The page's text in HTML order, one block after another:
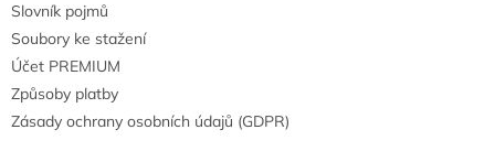
Slovník pojmů
Soubory ke stažení
Účet PREMIUM
Způsoby platby
Zásady ochrany osobních údajů (GDPR)